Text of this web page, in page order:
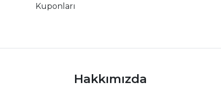
Kuponları
Hakkımızda